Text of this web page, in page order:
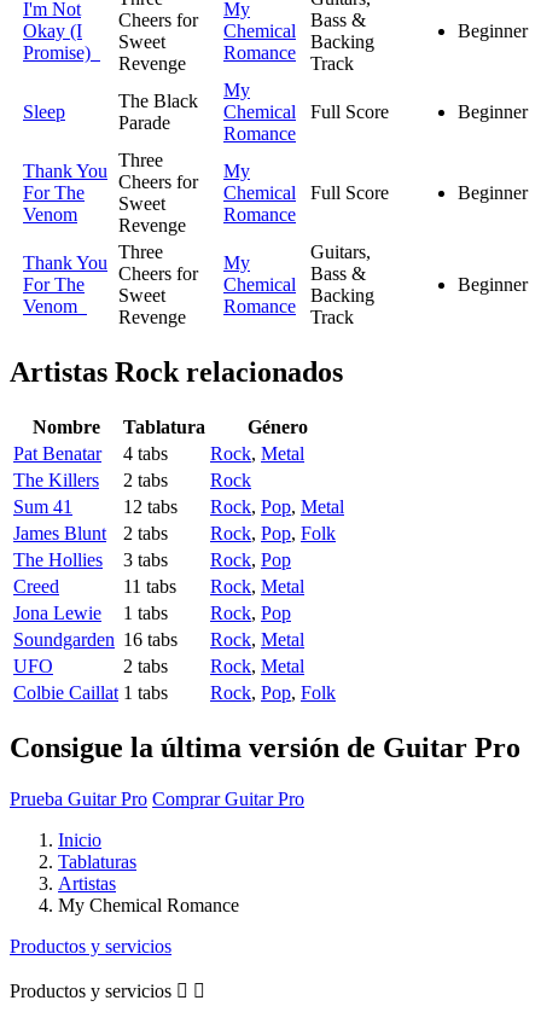
I'm Not
Okay (I
Promise)
Cheers for
Sweet
Revenge
My
Chemical
Romance
Bass &
Backing
Track
Beginner
Sleep
The Black
Parade
My
Chemical
Romance
Full Score Beginner
Thank You
For The
Venom
Three
Cheers for
Sweet
Revenge
My
Chemical
Romance
Full Score Beginner
Thank You
For The
Venom
Three
Cheers for
Sweet
Revenge
My
Chemical
Romance
Guitars,
Bass &
Backing
Track
Beginner
Artistas Rockrelacionados
Nombre Tablatura
Género
Pat Benatar
4 tabs Rock, Metal
The Killers
2 tabs
Rock
Sum 41
12 tabs Rock, Pop, Metal
James Blunt
2 tabs Rock, Pop, Folk
The Hollies
3 tabs Rock, Pop
Creed
11 tabs Rock, Metal
Jona Lewie
1 tabs Rock, Pop
Soundgarden 16 tabs Rock, Metal
UFO
2 tabs Rock, Metal
Colbie Caillat 1 tabs Rock, Pop, Folk
Consigue la última versión de Guitar Pro
Prueba Guitar Pro Comprar Guitar Pro
Inicio
Tablaturas
Artistas
My Chemical Romance
Productos y servicios
Productos y servicios  